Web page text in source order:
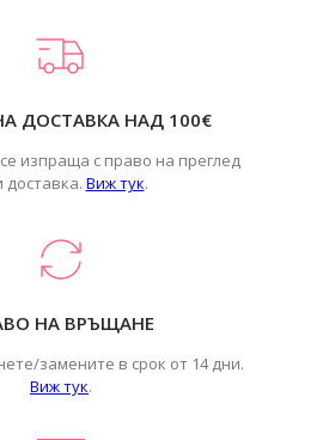
ДОСТАВКА НАД 100€
изпраща с право на преглед
доставка. Виж тук.
НА ВРЪЩАНЕ
замените в срок от 14 дни.
Виж тук.